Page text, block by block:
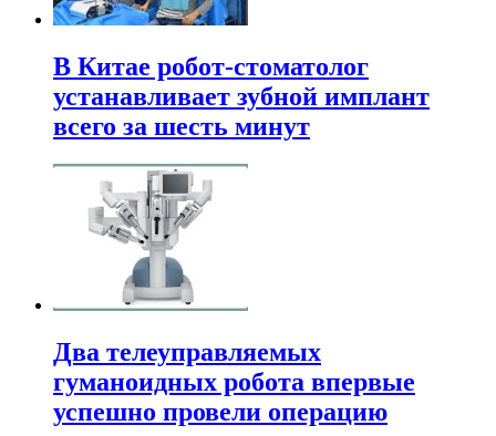
В Китае робот-стоматолог
устанавливает зубной имплант
всего за шесть минут
Два телеуправляемых
гуманоидных робота впервые
успешно провели операцию